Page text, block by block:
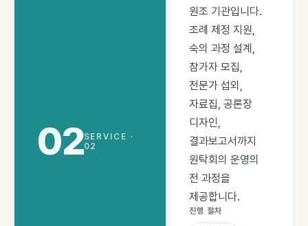
02SERVICE ·
02
원조 기관입니다.
조례 제정 지원,
숙의 과정 설계,
참가자 모집,
전문가 섭외,
자료집, 공론장
디자인,
결과보고서까지
원탁회의 운영의
전 과정을
제공합니다.
진행 절차